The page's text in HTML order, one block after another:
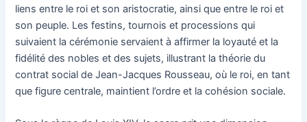
liens entre le roi et son aristocratie, ainsi que entre le roi et
son peuple. Les festins, tournois et processions qui
suivaient la cérémonie servaient à affirmer la loyauté et la
fidélité des nobles et des sujets, illustrant la théorie du
contrat social de Jean-Jacques Rousseau, où le roi, en tant
que figure centrale, maintient l’ordre et la cohésion sociale.